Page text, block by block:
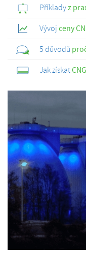
Příkladyz
Vývoj ceny
5 důvodů
Jak získat